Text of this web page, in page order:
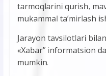
tarmoqlarini qurish,
mukammal ta’mirlash
Jarayon tavsilotlari
«Xabar” informatsion
mumkin.